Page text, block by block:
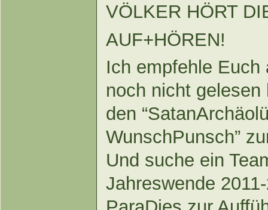
VÖLKER HÖRT
AUF+HÖREN!
Ich empfehle Euch
noch nicht
den
WunschPunsch”
Und suche ein
Jahreswende